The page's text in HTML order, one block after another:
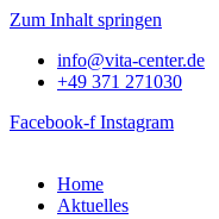
Zum Inhalt springen
info@vita-center.de
+49 371 271030
Facebook-f Instagram
Home
Aktuelles